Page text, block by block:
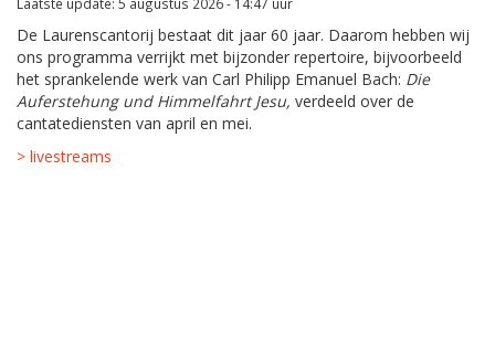
De Laurenscantorij bestaat dit jaar 60 jaar. Daarom hebben wij
ons programma verrijkt met bijzonder repertoire, bijvoorbeeld
het sprankelende werk van Carl Philipp Emanuel Bach: Die
Auferstehung und Himmelfahrt Jesu, verdeeld over de
cantatediensten van april en mei.
> livestreams